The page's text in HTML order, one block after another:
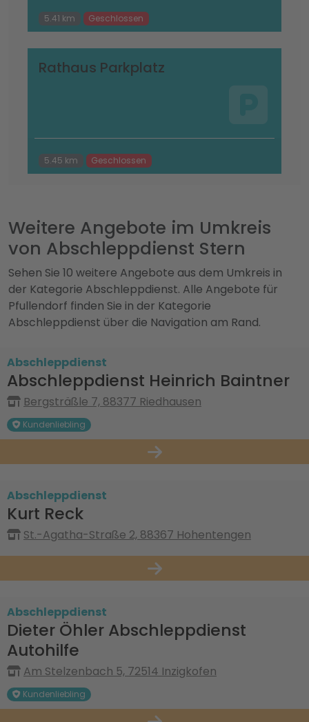
5.41 km Geschlossen
Rathaus Parkplatz
5.45 km Geschlossen
Weitere Angebote im Umkreis
von Abschleppdienst Stern
Sehen Sie 10 weitere Angebote aus dem Umkreis in
der Kategorie Abschleppdienst. Alle Angebote für
Pfullendorf finden Sie in der Kategorie
Abschleppdienst über die Navigation am Rand.
Abschleppdienst
Abschleppdienst Heinrich Baintner
Bergsträßle 7, 88377 Riedhausen
Kundenliebling
Abschleppdienst
Kurt Reck
St.-Agatha-Straße 2, 88367 Hohentengen
Abschleppdienst
Dieter Öhler Abschleppdienst
Autohilfe
Am Stelzenbach 5, 72514 Inzigkofen
Kundenliebling